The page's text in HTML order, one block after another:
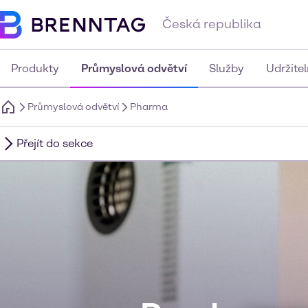
Česká republika
Produkty Průmyslová odvětví Služby
Průmyslová odvětví Pharma
Přejít do sekce